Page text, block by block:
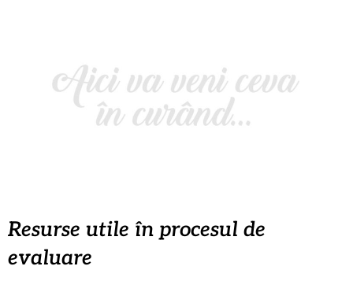
Resurse utile în procesul de
evaluare